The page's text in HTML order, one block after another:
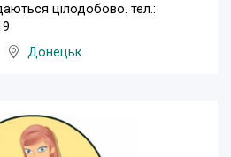
цілодобово. тел.:
Донецьк